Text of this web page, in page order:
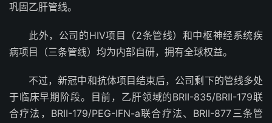
巩固乙肝管线。
此外，公司的HIV项目（2条管线）和中枢神经系统疾
病项目（三条管线）均为内部自研，拥有全球权益。
不过，新冠中和抗体项目结束后，公司剩下的管线多处
于临床早期阶段。目前，乙肝领域的BRII-835/BRII-179联
合疗法，BRII-179/PEG-IFN-a联合疗法、BRII-877三条管